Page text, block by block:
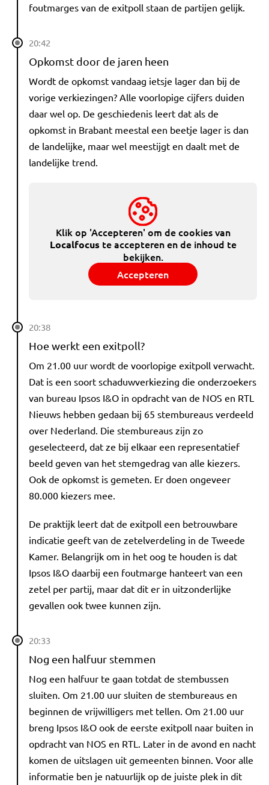
foutmarges van de exitpoll staan de partijen gelijk.
20:42
Opkomst door de jaren heen
Wordt de opkomst vandaag ietsje lager dan bij de
vorige verkiezingen? Alle voorlopige cijfers duiden
daar wel op. De geschiedenis leert dat als de
opkomst in Brabant meestal een beetje lager is dan
de landelijke, maar wel meestijgt en daalt met de
landelijke trend.
Klik op 'Accepteren' om de cookies van
Localfocus te accepteren en de inhoud te
bekijken.
Accepteren
20:38
Hoe werkt een exitpoll?
Om 21.00 uur wordt de voorlopige exitpoll verwacht.
Dat is een soort schaduwverkiezing die onderzoekers
van bureau Ipsos I&O in opdracht van de NOS en RTL
Nieuws hebben gedaan bij 65 stembureaus verdeeld
over Nederland. Die stembureaus zijn zo
geselecteerd, dat ze bij elkaar een representatief
beeld geven van het stemgedrag van alle kiezers.
Ook de opkomst is gemeten. Er doen ongeveer
80.000 kiezers mee.
De praktijk leert dat de exitpoll een betrouwbare
indicatie geeft van de zetelverdeling in de Tweede
Kamer. Belangrijk om in het oog te houden is dat
Ipsos I&O daarbij een foutmarge hanteert van een
zetel per partij, maar dat dit er in uitzonderlijke
gevallen ook twee kunnen zijn.
20:33
Nog een halfuur stemmen
Nog een halfuur te gaan totdat de stembussen
sluiten. Om 21.00 uur sluiten de stembureaus en
beginnen de vrijwilligers met tellen. Om 21.00 uur
breng Ipsos I&O ook de eerste exitpoll naar buiten in
opdracht van NOS en RTL. Later in de avond en nacht
komen de uitslagen uit gemeenten binnen. Voor alle
informatie ben je natuurlijk op de juiste plek in dit